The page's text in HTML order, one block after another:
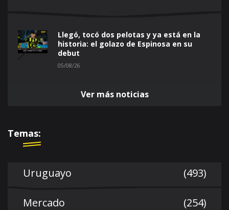
Llegó, tocó dos pelotas y ya está en la
historia: el golazo de Espinosa en su
debut
05/08/26
Ver más noticias
Temas:
Uruguayo (493)
Mercado (254)